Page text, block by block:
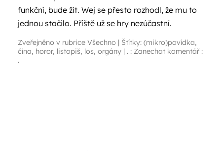
funkční, bude žít. Wej se přesto rozhodl, že mu to
jednou stačilo. Příště už se hry nezúčastní.
Zveřejněno v rubrice Všechno | Štítky: (mikro)povídka,
čína, horor, listopiš, los, orgány | . : Zanechat komentář :
.